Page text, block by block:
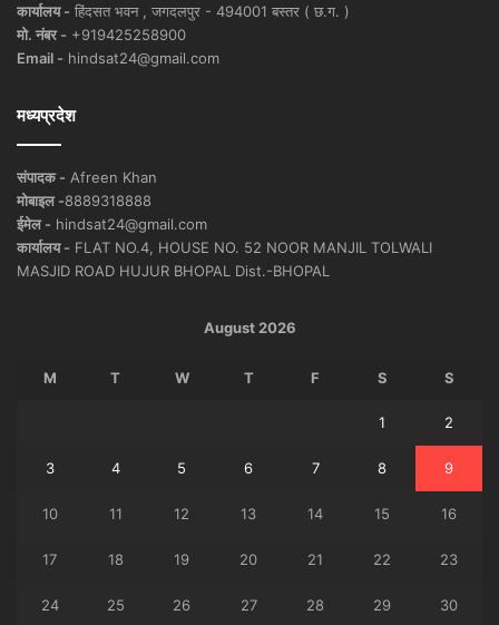
कार्यालय - हिंदसत भवन , जगदलपुर - 494001 बस्तर ( छ.ग. )
मो. नंबर - +919425258900
Email - hindsat24@gmail.com
मध्यप्रदेश
संपादक - Afreen Khan
मोबाइल -8889318888
ईमेल - hindsat24@gmail.com
कार्यालय - FLAT NO.4, HOUSE NO. 52 NOOR MANJIL TOLWALI
MASJID ROAD HUJUR BHOPAL Dist.-BHOPAL
August 2026
M T W T F S S
1 2
3 4 5 6 7 8 9
10 11 12 13 14 15 16
17 18 19 20 21 22 23
24 25 26 27 28 29 30